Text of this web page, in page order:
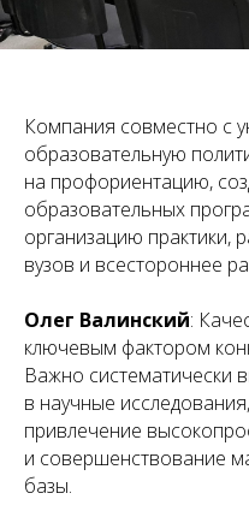
Компания совместно с
образовательную
на профориентацию,
образовательных
организацию практики,
вузов и всестороннее
Олег Валинский:
ключевым фактором
Важно систематически
в научные
привлечение
и совершенствование
базы.